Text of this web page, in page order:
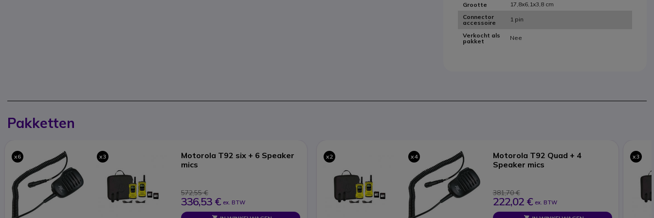
Grootte
17,8x6,1x3,8 cm
Connector
accessoire
1 pin
Verkocht als
pakket
Nee
Pakketten
x6 x3
Motorola T92 six + 6 Speaker
mics
572,55 €
336,53 € ex. BTW
x2 x4
Motorola T92 Quad + 4
Speaker mics
381,70 €
222,02 € ex. BTW
x3